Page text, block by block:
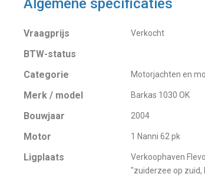
Algemene specificaties
Vraagprijs Verkocht
BTW-status
Categorie
Motorjachten en
Merk / model Barkas 1030 OK
Bouwjaar 2004
Motor 1 Nanni 62 pk
Ligplaats
Verkoophaven
"zuiderzee op zuid,